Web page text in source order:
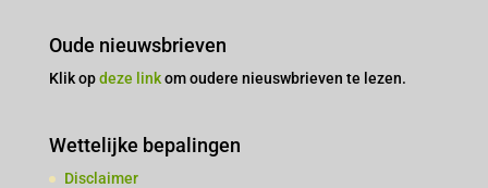
Oude nieuwsbrieven
Klik opdeze linkom oudere nieuswbrieven te lezen.
Wettelijke bepalingen
Disclaimer